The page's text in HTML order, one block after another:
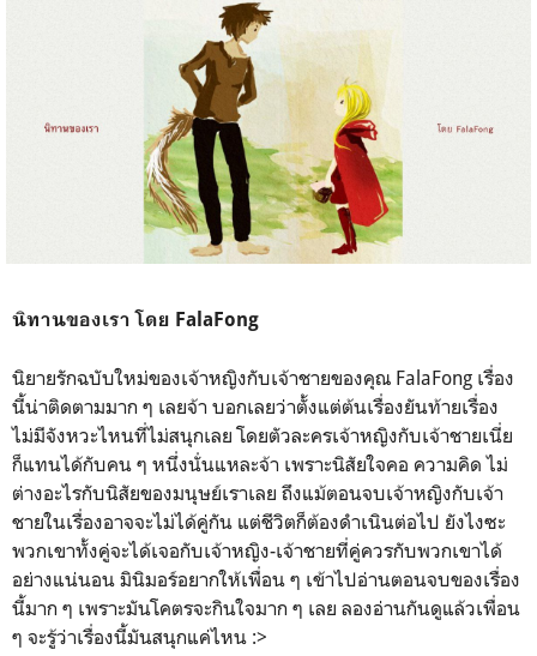
นิทานของเรา โดย FalaFong
นิยายรักฉบับใหม่ของเจ้าหญิงกับเจ้าชายของคุณ FalaFong เรื่อง
นี้น่าติดตามมาก ๆ เลยจ้า บอกเลยว่าตั้งแต่ต้นเรื่องยันท้ายเรื่อง
ไม่มีจังหวะไหนที่ไม่สนุกเลย โดยตัวละครเจ้าหญิงกับเจ้าชายเนี่ย
ก็แทนได้กับคน ๆ หนึ่งนั่นแหละจ้า เพราะนิสัยใจคอ ความคิด ไม่
ต่างอะไรกับนิสัยของมนุษย์เราเลย ถึงแม้ตอนจบเจ้าหญิงกับเจ้า
ชายในเรื่องอาจจะไม่ได้คู่กัน แต่ชีวิตก็ต้องดำเนินต่อไป ยังไงซะ
พวกเขาทั้งคู่จะได้เจอกับเจ้าหญิง-เจ้าชายที่คู่ควรกับพวกเขาได้
อย่างแน่นอน มินิมอร์อยากให้เพื่อน ๆ เข้าไปอ่านตอนจบของเรื่อง
นี้มาก ๆ เพราะมันโคตรจะกินใจมาก ๆ เลย ลองอ่านกันดูแล้วเพื่อน
ๆ จะรู้ว่าเรื่องนี้มันสนุกแค่ไหน :>